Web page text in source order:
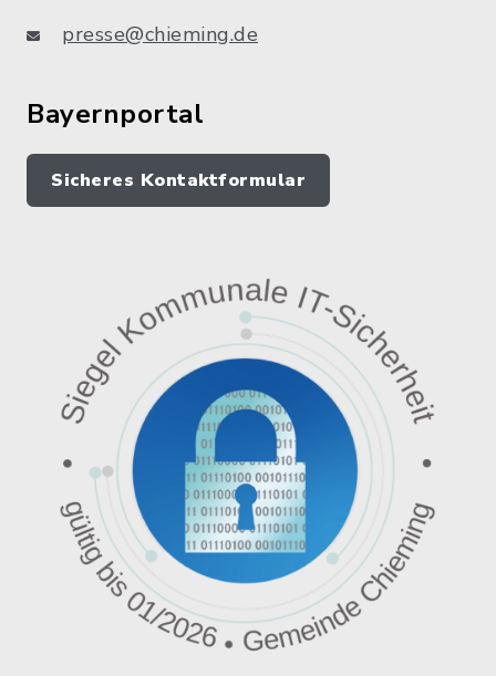
presse@chieming.de
Bayernportal
Sicheres Kontaktformular